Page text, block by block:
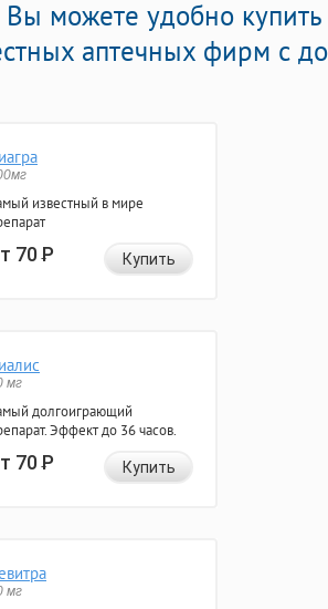
можете удобно
аптечных фирм с
известный в мире
70Р Купить
мг
долгоиграющий
Эффект до 36 часов.
70Р Купить
мг